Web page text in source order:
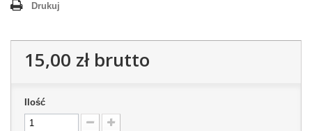
Drukuj
15,00 złbrutto
Ilość